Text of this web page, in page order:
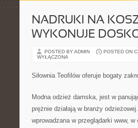
NADRUKI NA
WYKONUJE
POSTED BY ADMIN POSTED ON
WYŁĄCZONA
Siłownia Teofilów oferuje bogaty
Modna odzież damska, jest w
prężnie działają w branży
wprowadzana w przeglądarki www,